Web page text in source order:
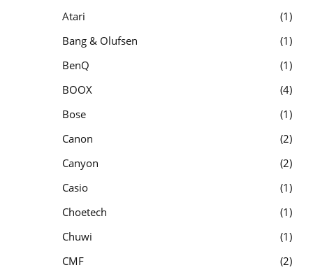
Atari
1
Bang & Olufsen
1
BenQ
1
BOOX
4
Bose
1
Canon
2
Canyon
2
Casio
1
Choetech
1
Chuwi
1
CMF
2